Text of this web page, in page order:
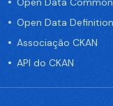
Open Data Definition
Associação CKAN
API do CKAN